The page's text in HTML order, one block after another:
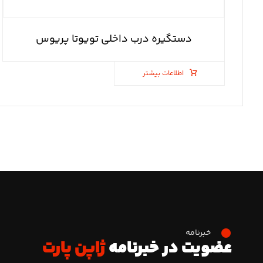
دستگیره درب داخلی تویوتا پریوس
اطلاعات بیشتر
خبرنامه
عضویت در خبرنامهژاپن پارت